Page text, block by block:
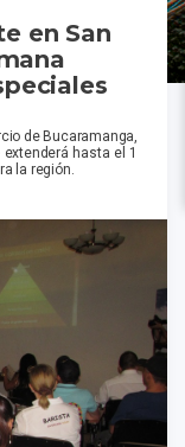
en San
de Bucaramanga,
hasta el 1
la región.